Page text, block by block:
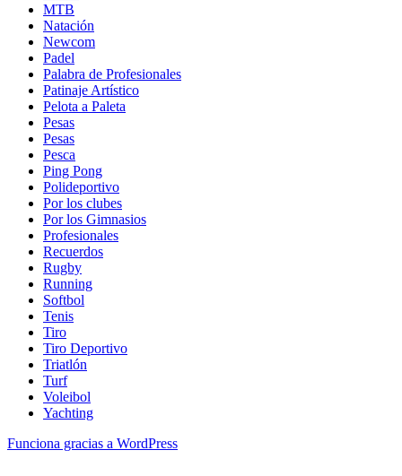
MTB
Natación
Newcom
Padel
Palabra de Profesionales
Patinaje Artístico
Pelota a Paleta
Pesas
Pesas
Pesca
Ping Pong
Polideportivo
Por los clubes
Por los Gimnasios
Profesionales
Recuerdos
Rugby
Running
Softbol
Tenis
Tiro
Tiro Deportivo
Triatlón
Turf
Voleibol
Yachting
Funciona gracias a WordPress